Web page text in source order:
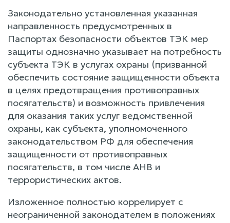
Законодательно установленная указанная
направленность предусмотренных в
Паспортах безопасности объектов ТЭК мер
защиты однозначно указывает на потребность
субъекта ТЭК в услугах охраны (призванной
обеспечить состояние защищенности объекта
в целях предотвращения противоправных
посягательств) и возможность привлечения
для оказания таких услуг ведомственной
охраны, как субъекта, уполномоченного
законодательством РФ для обеспечения
защищенности от противоправных
посягательств, в том числе АНВ и
террористических актов.
Изложенное полностью коррелирует с
неограниченной законодателем в положениях